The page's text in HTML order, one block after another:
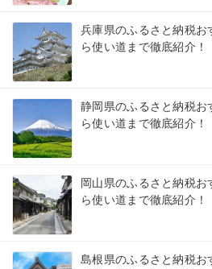
兵庫県のふるさと納税
ら使い道まで徹底紹介！
静岡県のふるさと納税
ら使い道まで徹底紹介！
岡山県のふるさと納税
ら使い道まで徹底紹介！
島根県のふるさと納税